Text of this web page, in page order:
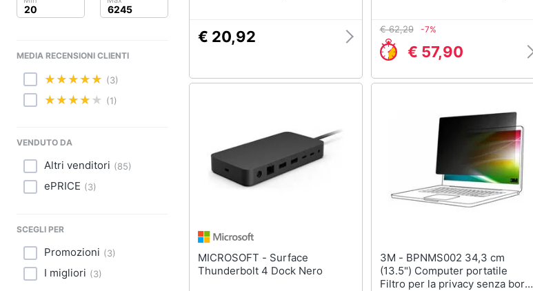
Prima infanzia
Abbigliamento
Animali
Motori
Libri, cd e dvd
Festività e ricorrenze
MEDIA RECENSIONI CLIENTI
(3)
(1)
VENDUTO DA
Altri venditori (85)
ePRICE (3)
SCEGLI PER
Promozioni (3)
I migliori (3)
€ 20,92 € 62,29 -7%
€ 57,90
MICROSOFT - Surface
Thunderbolt 4 Dock Nero
3M - BPNMS002 34,3 cm
(13.5") Computer portatile
Filtro per la privacy senza bordi